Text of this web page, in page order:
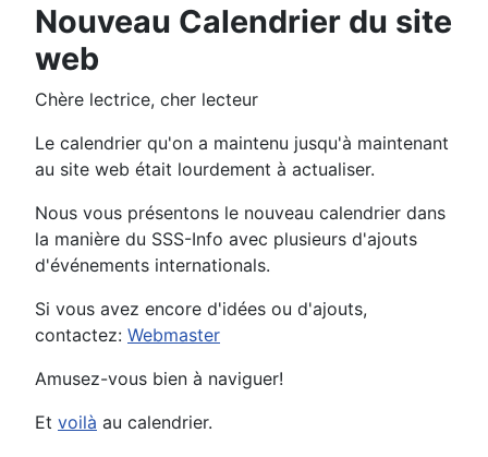
Nouveau Calendrier du site
web
Chère lectrice, cher lecteur
Le calendrier qu'on a maintenu jusqu'à maintenant
au site web était lourdement à actualiser.
Nous vous présentons le nouveau calendrier dans
la manière du SSS-Info avec plusieurs d'ajouts
d'événements internationals.
Si vous avez encore d'idées ou d'ajouts,
contactez: Webmaster
Amusez-vous bien à naviguer!
Et voilà au calendrier.